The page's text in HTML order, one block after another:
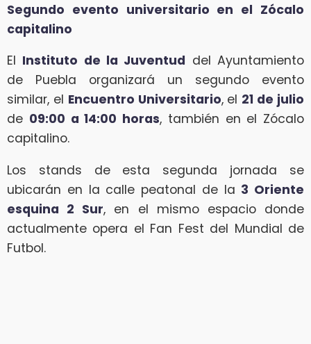
Segundo evento universitario en el Zócalo
capitalino
El Instituto de la Juventud del Ayuntamiento
de Puebla organizará un segundo evento
similar, el Encuentro Universitario, el 21 de julio
de 09:00 a 14:00 horas, también en el Zócalo
capitalino.
Los stands de esta segunda jornada se
ubicarán en la calle peatonal de la 3 Oriente
esquina 2 Sur, en el mismo espacio donde
actualmente opera el Fan Fest del Mundial de
Futbol.